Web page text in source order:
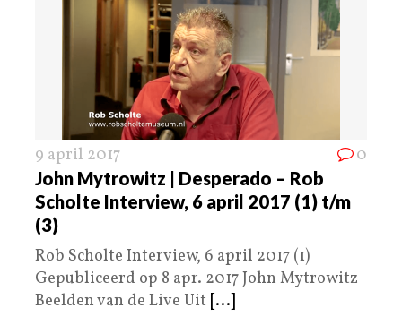
9 april 2017 0
John Mytrowitz | Desperado – Rob
Scholte Interview, 6 april 2017 (1) t/m
(3)
Rob Scholte Interview, 6 april 2017 (1)
Gepubliceerd op 8 apr. 2017 John Mytrowitz
Beelden van de Live Uit [...]